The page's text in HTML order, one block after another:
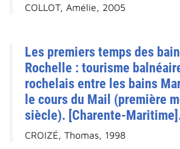
COLLOT, Amélie, 2005
Les premiers temps des
Rochelle : tourisme
rochelais entre les bains
le cours du Mail (première
siècle). [Charente-
CROIZÉ, Thomas, 1998